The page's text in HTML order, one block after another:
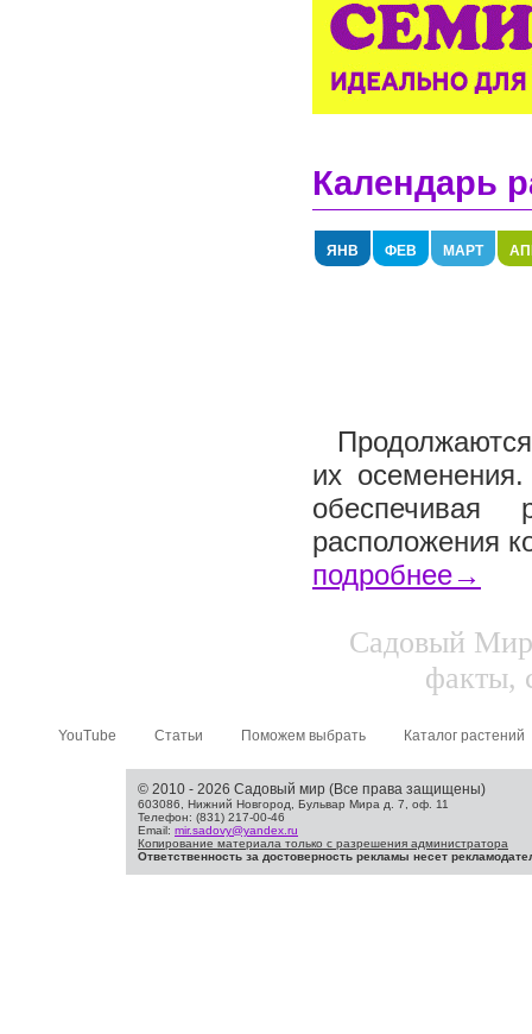
Календарь
ЯНВ ФЕВ МАРТ
их
обеспечивая
расположения
подробнее→
Садовый
факты,
YouTube Статьи Поможем выбрать Каталог растений
© 2010 - 2026 Садовый мир (Все права защищены)
603086, Нижний Новгород, Бульвар Мира д. 7, оф. 11
Телефон: (831) 217-00-46
Email: mir.sadovy@yandex.ru
Копирование материала только с разрешения администратора
Ответственность за достоверность рекламы несет